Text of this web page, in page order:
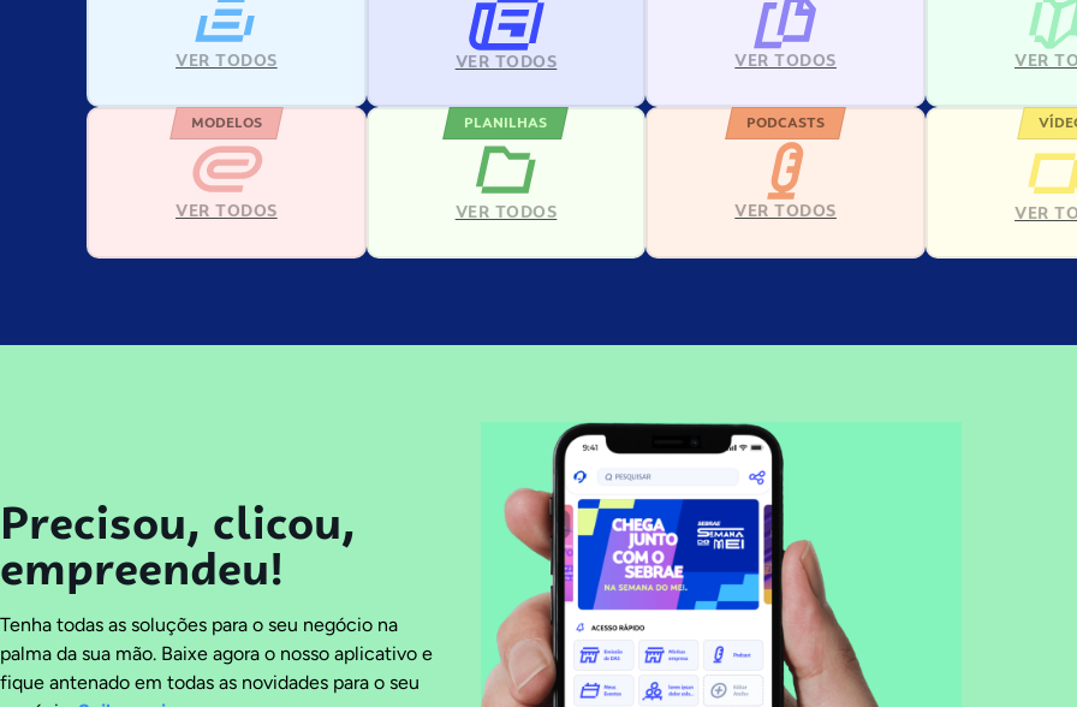
VER TODOS VER TODOS VER TODOS VER
MODELOS
VER TODOS
PLANILHAS
VER TODOS
PODCASTS
VER TODOS VER
Precisou, clicou,
empreendeu!
Tenha todas as soluções para o seu negócio na
palma da sua mão. Baixe agora o nosso aplicativo e
fique antenado em todas as novidades para o seu